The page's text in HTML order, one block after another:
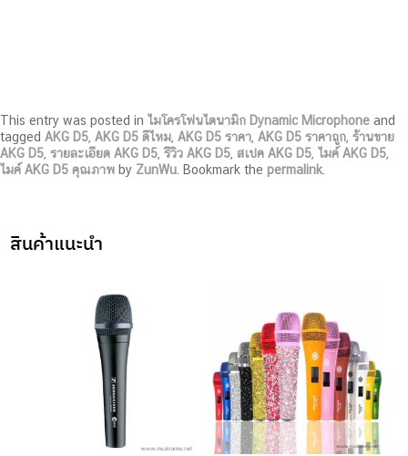
This entry was posted in ไมโครโฟนไดนามิก Dynamic Microphone and
tagged AKG D5 AKG D5 ดีไหม AKG D5 ราคา AKG D5 ราคาถูก ร้านขาย
AKG D5 รายละเอียด AKG D5 ,รีวิว AKG D5 สเปค AKG D5 ไมค์ AKG D5
ไมค์ AKG D5 คุณภาพ by ZunWu . Bookmark the permalink
สินค้าแนะนำ